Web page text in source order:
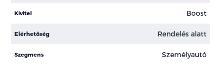
Kivitel Boost
Elérhetőség Rendelés alatt
Szegmens Személyautó